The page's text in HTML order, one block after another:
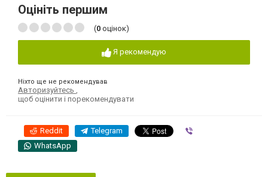
Оцініть першим
(0 оцінок)
Я рекомендую
Ніхто ще не рекомендував
Авторизуйтесь
щоб оцінити і порекомендувати
Reddit Telegram
WhatsApp